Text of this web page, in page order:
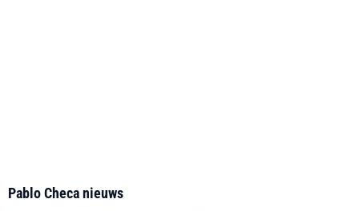
Pablo Checa nieuws